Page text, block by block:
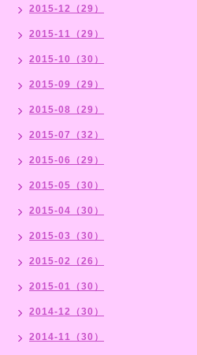
2015-12（29）
2015-11（29）
2015-10（30）
2015-09（29）
2015-08（29）
2015-07（32）
2015-06（29）
2015-05（30）
2015-04（30）
2015-03（30）
2015-02（26）
2015-01（30）
2014-12（30）
2014-11（30）